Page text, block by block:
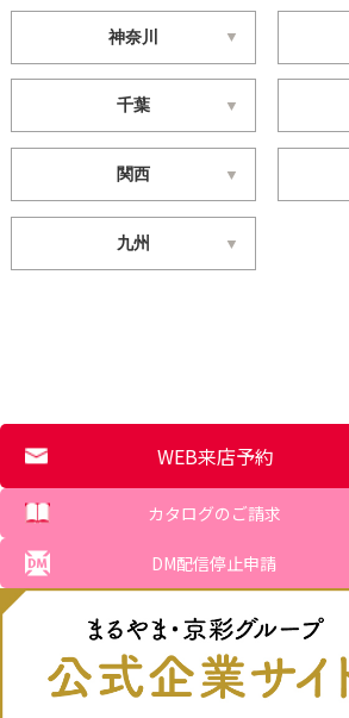
神奈川
千葉
関西
九州
WEB来店予約
カタログのご請求
DM配信停止申請